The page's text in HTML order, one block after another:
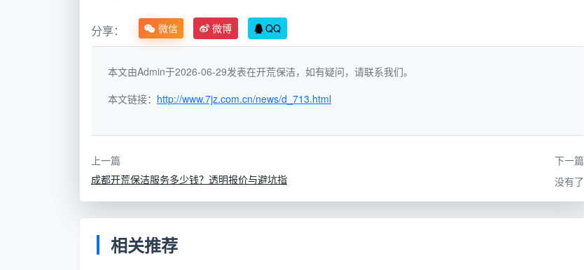
影响因素 具体说明
次
拉高总价。
按装修交付节奏定制，避免无效空跑。
垃圾清运与
建渣处理
含清运，费用差异巨大。
天均安洁套餐内含基础建渣装袋与清运
精开荒与粗
开荒等级
要达到玻璃无胶印、橱柜内无尘的精开荒标
准，工时更长，月费更高。
首次上门做精开荒，后续维护频次可降
分享： 微信 微博 QQ
本文由Admin于2026-06-29发表在开荒保洁，如有疑问，请联系我们。
本文链接： http://www.7jz.com.cn/news/d_713.html
上一篇
成都开荒保洁服务多少钱？透明报价与避坑指
下一篇
没有了
相关推荐